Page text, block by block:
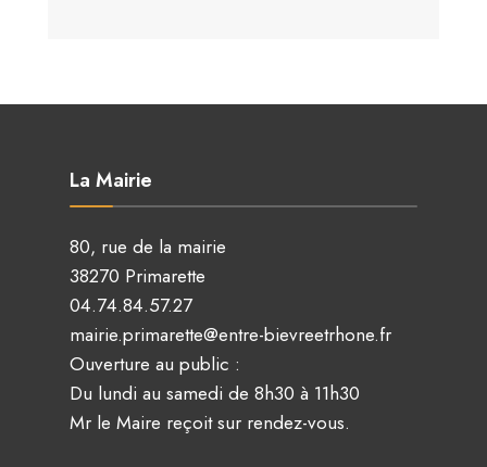
La Mairie
80, rue de la mairie
38270 Primarette
04.74.84.57.27
mairie.primarette@entre-bievreetrhone.fr
Ouverture au public :
Du lundi au samedi de 8h30 à 11h30
Mr le Maire reçoit sur rendez-vous.